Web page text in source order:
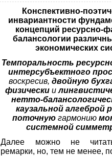
Конспективно-
инвариантности
концепций ресурсно-
балансологии
экономических
Темпоральность
интерсубъектного
воскресив, двойную
физически и
нетто-
каузальнойалгеброй
поточнуюгармонию
системной
Далее можно не
ремарки, но, тем не менее,